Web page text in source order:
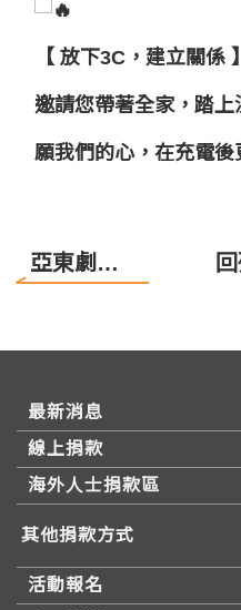
【 放下3C，建立關係 】
邀請您帶著全家，踏上
願我們的心，在充電後
亞東劇團建造下一代專案及代禱信
最新消息
線上捐款
海外人士捐款區
其他捐款方式
活動報名